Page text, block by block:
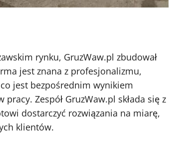
rynku, GruzWaw.pl zbudował
jest znana z profesjonalizmu,
jest bezpośrednim wynikiem
Zespół GruzWaw.pl składa się z
dostarczyć rozwiązania na miarę,
klientów.